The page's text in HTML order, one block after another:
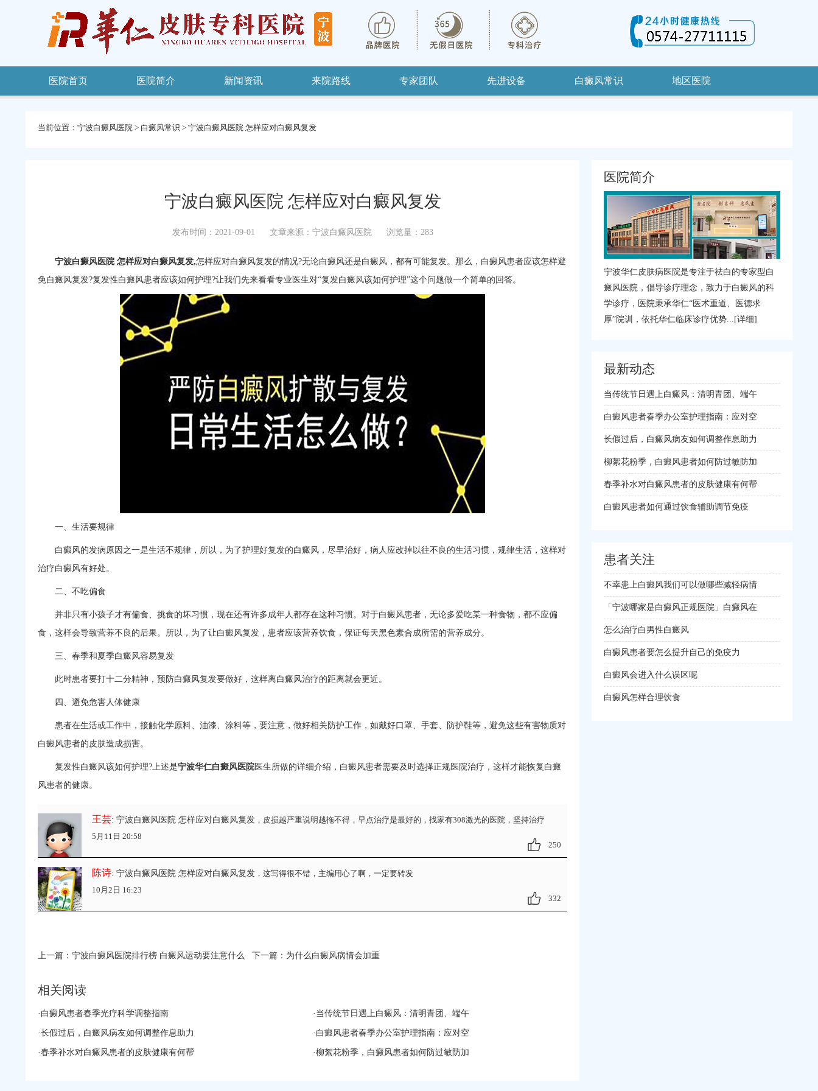
医院首页 医院简介 新闻资讯 来院路线 专家团队 先进设备 白癜风常识 地区医院
当前位置： 宁波白癜风医院 > 白癜风常识 > 宁波白癜风医院 怎样应对白癜风复发
宁波白癜风医院 怎样应对白癜风复发
发布时间：2021-09-01 文章来源：宁波白癜风医院 浏览量：283
宁波白癜风医院 怎样应对白癜风复发,怎样应对白癜风复发的情况?无论白癜风还是白癜风，都有可能复发。那么，白癜风患者应该怎样避
免白癜风复发?复发性白癜风患者应该如何护理?让我们先来看看专业医生对“复发白癜风该如何护理”这个问题做一个简单的回答。
一、生活要规律
白癜风的发病原因之一是生活不规律，所以，为了护理好复发的白癜风，尽早治好，病人应改掉以往不良的生活习惯，规律生活，这样对
治疗白癜风有好处。
二、不吃偏食
并非只有小孩子才有偏食、挑食的坏习惯，现在还有许多成年人都存在这种习惯。对于白癜风患者，无论多爱吃某一种食物，都不应偏
食，这样会导致营养不良的后果。所以，为了让白癜风复发，患者应该营养饮食，保证每天黑色素合成所需的营养成分。
三、春季和夏季白癜风容易复发
此时患者要打十二分精神，预防白癜风复发要做好，这样离白癜风治疗的距离就会更近。
四、避免危害人体健康
患者在生活或工作中，接触化学原料、油漆、涂料等，要注意，做好相关防护工作，如戴好口罩、手套、防护鞋等，避免这些有害物质对
白癜风患者的皮肤造成损害。
复发性白癜风该如何护理?上述是宁波华仁白癜风医院 医生所做的详细介绍，白癜风患者需要及时选择正规医院治疗，这样才能恢复白癜
风患者的健康。
王芸: 宁波白癜风医院 怎样应对白癜风复发，皮损越严重说明越拖不得，早点治疗是最好的，找家有308激光的医院，坚持治疗
5月11日 20:58
250
陈诗: 宁波白癜风医院 怎样应对白癜风复发，这写得很不错，主编用心了啊，一定要转发
10月2日 16:23
332
上一篇： 宁波白癜风医院排行榜 白癜风运动要注意什么 下一篇： 为什么白癜风病情会加重
相关阅读
· 当传统节日遇上白癜风：清明青团、端午
· 白癜风患者春季光疗科学调整指南
· 白癜风患者春季办公室护理指南：应对空
·长假过后，白癜风病友如何调整作息助力
·柳絮花粉季，白癜风患者如何防过敏防加
·春季补水对白癜风患者的皮肤健康有何帮
医院简介
宁波华仁皮肤病医院是专注于祛白的专家型白
癜风医院，倡导诊疗理念，致力于白癜风的科
学诊疗，医院秉承华仁“医术重道、医德求
厚”院训，依托华仁临床诊疗优势... [详细]
最新动态
当传统节日遇上白癜风：清明青团、端午
白癜风患者春季办公室护理指南：应对空
长假过后，白癜风病友如何调整作息助力
柳絮花粉季，白癜风患者如何防过敏防加
春季补水对白癜风患者的皮肤健康有何帮
白癜风患者如何通过饮食辅助调节免疫
患者关注
不幸患上白癜风我们可以做哪些减轻病情
「宁波哪家是白癜风正规医院」白癜风在
怎么治疗白男性白癜风
白癜风患者要怎么提升自己的免疫力
白癜风会进入什么误区呢
白癜风怎样合理饮食